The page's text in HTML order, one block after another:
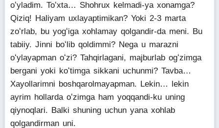
oʻyladim. Toʻxta… Shohrux kelmadi-ya xonamga?
Qiziq! Haliyam uxlayaptimikan? Yoki 2-3 marta
zoʻrlab, bu yogʻiga xohlamay qolgandir-da meni. Bu
tabiiy. Jinni boʻlib qoldimmi? Nega u marazni
oʻylayapman oʻzi? Tahqirlagani, majburlab ogʻzimga
bergani yoki koʻtimga sikkani uchunmi? Tavba…
Xayollarimni boshqarolmayapman. Lekin… lekin
ayrim hollarda oʻzimga ham yoqqandi-ku uning
qiynoqlari. Balki shuning uchun yana xohlab
qolgandirman uni.